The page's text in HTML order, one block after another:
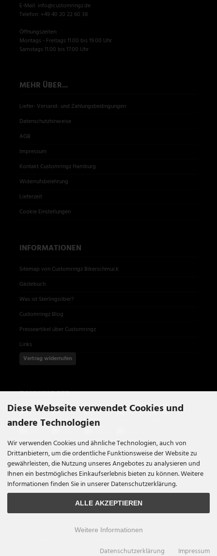
E-Mail: info@customringz.de
Telefon: +49 40 20 22 60 38
Öffnungszeiten:
Montags - Freitags 11.00 bis 19.00 Uhr
Samstags 11.00 bis 17.00 Uhr
MEHR ÜBER...
Liefer- Versand- und Zahlungsbedingungen
Datenschutzhinweise
AGB
Impressum
Kontakt Customringz Hamburg
Widerrufsbelehrung
Lieferzeit
Cookie Einstellungen
INFORMATIONEN
Sitemap von Customringz Bikerschmuck
Gästebuch
Was ist Sterlingsilber?
Customringz Blog
Presseartikel über Customringz
Links
Vertrag widerrufen
ZAHLUNG PER
SOCIAL MEDIA
© 2026 Bikerschmuck, Skullringe, Rockabilly und Rockerschmuck • Alle Rechte
vorbehalten
Rehm Webdesign
Diese Webseite verwendet Cookies und
andere Technologien
Wir verwenden Cookies und ähnliche Technologien, auch von
Drittanbietern, um die ordentliche Funktionsweise der Website zu
gewährleisten, die Nutzung unseres Angebotes zu analysieren und
Ihnen ein bestmögliches Einkaufserlebnis bieten zu können. Weitere
Informationen finden Sie in unserer Datenschutzerklärung.
ALLE AKZEPTIEREN
Weitere Informationen
Datenschutzerklärung Impressum